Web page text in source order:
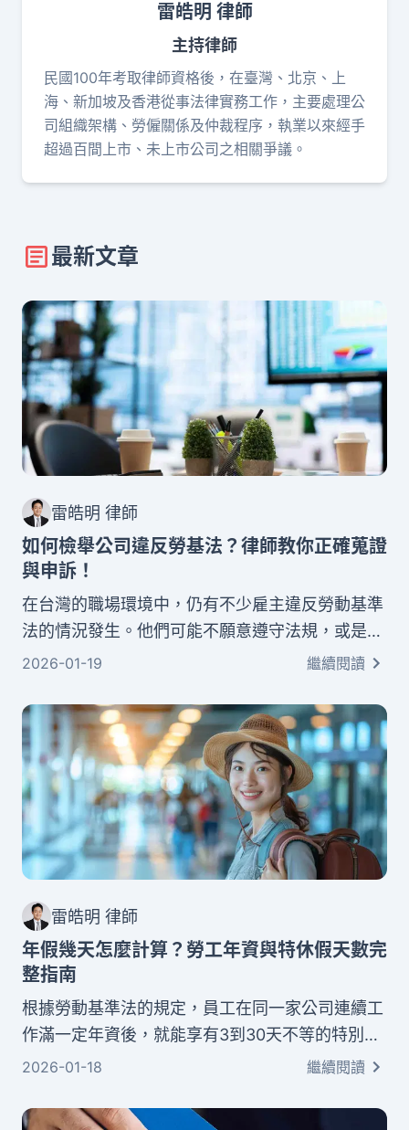
雷皓明 律師
主持律師
民國100年考取律師資格後，在臺灣、北京、上
海、新加坡及香港從事法律實務工作，主要處理公
司組織架構、勞僱關係及仲裁程序，執業以來經手
超過百間上市、未上市公司之相關爭議。
最新文章
雷皓明 律師
如何檢舉公司違反勞基法？律師教你正確蒐證
與申訴！
在台灣的職場環境中，仍有不少雇主違反勞動基準
法的情況發生。他們可能不願意遵守法規，或是遊
走在法律邊緣。但好消息是，台灣已經建立了完善
來捍衛自己的權益。本文將從專業律師的角度，完
整說明如何檢舉公司違反勞基法。我們會教你正確
的蒐證方法、如何選擇適當的申訴管道，以及了解
整個檢舉流程的每一個步驟。
2026-01-19 繼續閱讀
雷皓明 律師
年假幾天怎麼計算？勞工年資與特休假天數完
整指南
根據勞動基準法的規定，員工在同一家公司連續工
作滿一定年資後，就能享有3到30天不等的特別休
假。這些帶薪休假是法律保障的權益，雇主必須依
年假規定，詳細說明不同年資對應的特休天數計算
2026-01-18 繼續閱讀